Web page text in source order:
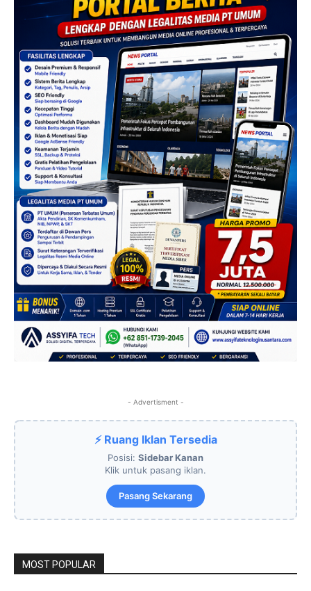
- Advertisment -
⚡ Ruang Iklan Tersedia
Posisi: Sidebar Kanan
Klik untuk pasang iklan.
Pasang Sekarang
MOST POPULAR